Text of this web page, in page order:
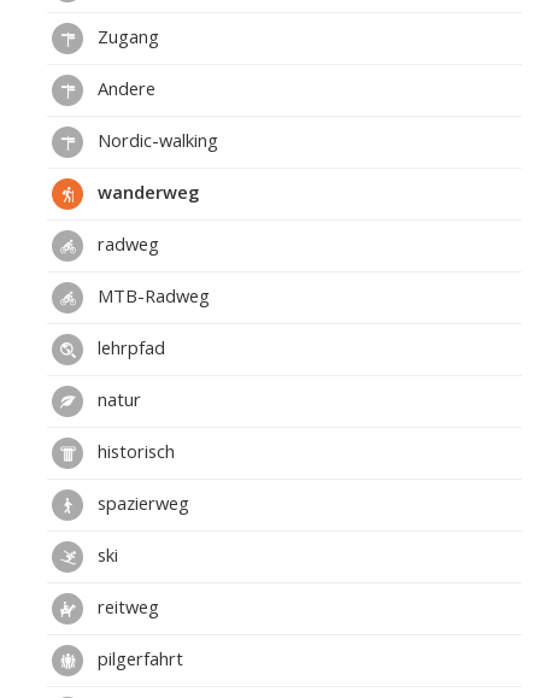
Zugang
Andere
Nordic-walking
wanderweg
radweg
MTB-Radweg
lehrpfad
natur
historisch
spazierweg
ski
reitweg
pilgerfahrt